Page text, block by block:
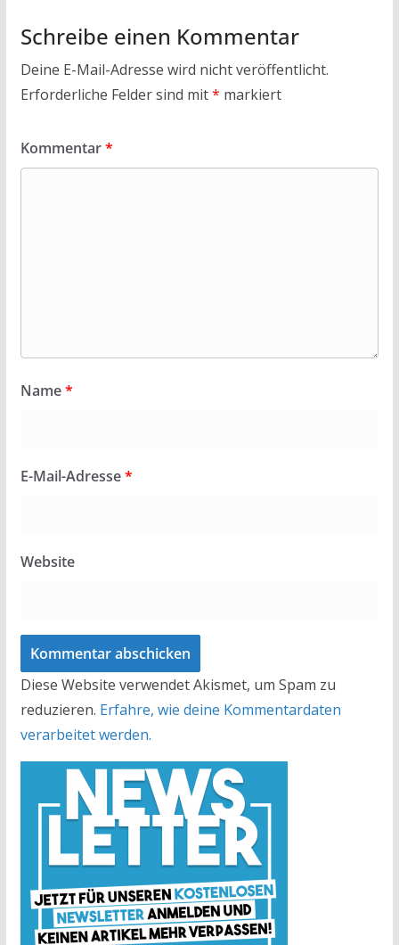
Schreibe einen Kommentar
Deine E-Mail-Adresse wird nicht veröffentlicht.
Erforderliche Felder sind mit* markiert
Kommentar*
Name*
E-Mail-Adresse*
Website
Diese Website verwendet Akismet, um Spam zu
reduzieren. Erfahre, wie deine Kommentardaten
verarbeitet werden.